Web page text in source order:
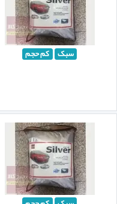
سبک کم حجم